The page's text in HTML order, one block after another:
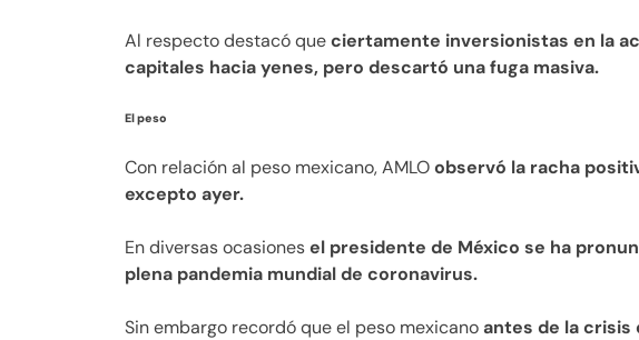
Al respecto destacó queciertamente inversionistas en la
capitales hacia yenes, pero descartó una fuga masiva.
El peso
Con relación al peso mexicano, AMLOobservó la racha
excepto ayer.
En diversas ocasionesel presidente de México se ha
plena pandemia mundial de coronavirus.
Sin embargo recordó que el peso mexicanoantes de la crisis